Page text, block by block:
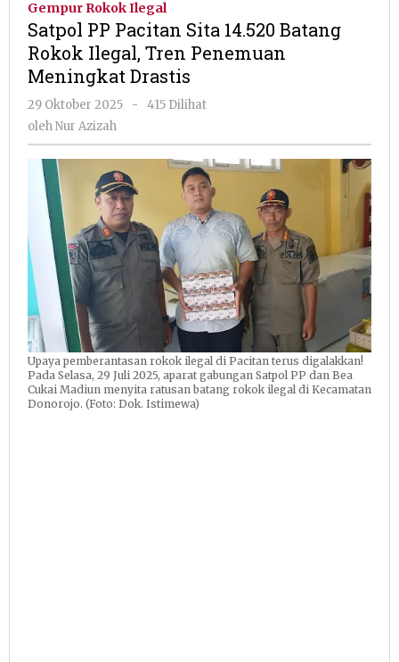
14.520
Batang
Meningkat
Drastis
Gempur Rokok Ilegal
Satpol PP Pacitan Sita 14.520 Batang
Rokok Ilegal, Tren Penemuan
Meningkat Drastis
29 Oktober 2025
oleh
-
415 Dilihat
olehNur Azizah
Upaya pemberantasan rokok ilegal di Pacitan terus digalakkan!
Pada Selasa, 29 Juli 2025, aparat gabungan Satpol PP dan Bea
Cukai Madiun menyita ratusan batang rokok ilegal di Kecamatan
Donorojo. (Foto: Dok. Istimewa)